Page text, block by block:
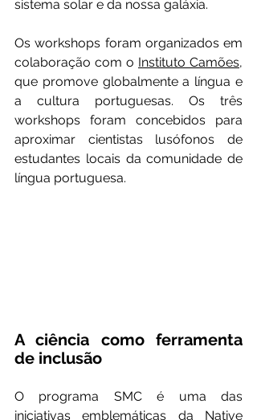
sistema solar e da nossa galáxia.
Os workshops foram organizados em
colaboração com o Instituto Camões,
que promove globalmente a língua e
a cultura portuguesas. Os três
workshops foram concebidos para
aproximar cientistas lusófonos de
estudantes locais da comunidade de
língua portuguesa.
A ciência como ferramenta
de inclusão
O programa SMC é uma das
iniciativas emblemáticas da Native